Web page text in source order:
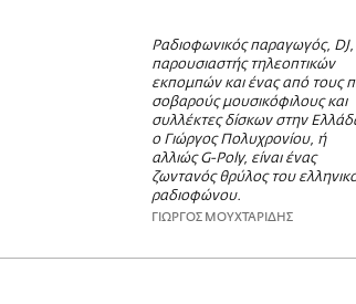
Ραδιοφωνικός παραγωγός, DJ,
παρουσιαστής τηλεοπτικών
εκπομπών και ένας από τους
σοβαρούς μουσικόφιλους και
συλλέκτες δίσκων στην
ο Γιώργος Πολυχρονίου, ή
αλλιώς G-Poly, είναι ένας
ζωντανός θρύλος του
ραδιοφώνου.
ΓΙΩΡΓΟΣ ΜΟΥΧΤΑΡΙΔΗΣ